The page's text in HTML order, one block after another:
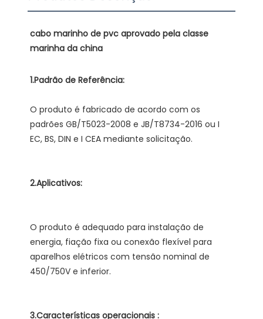
cabo marinho de pvc aprovado pela classe
O produto é fabricado de acordo com os
padrões GB/T5023-2008 e JB/T8734-2016 ou I
O produto é adequado para instalação de
energia, fiação fixa ou conexão flexível para
aparelhos elétricos com tensão nominal de